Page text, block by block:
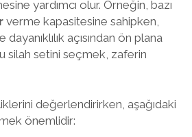
yardımcı olur. Örneğin, bazı
verme kapasitesine sahipken,
açısından ön plana
silah setini seçmek, zaferin
değerlendirirken, aşağıdaki
önemlidir: